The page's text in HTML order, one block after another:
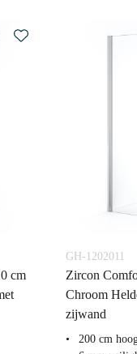
cm
GH-1202011
Zircon
Chroom
zijwand
200 cm